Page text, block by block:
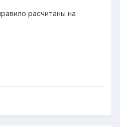
расчитаны на